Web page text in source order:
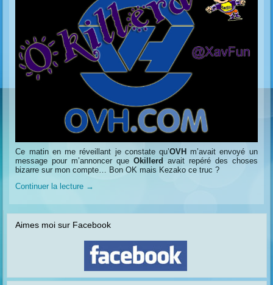
Ce matin en me réveillant je constate qu’OVH m’avait envoyé un
message pour m’annoncer que Okillerd avait repéré des choses
bizarre sur mon compte… Bon OK mais Kezako ce truc ?
Continuer la lecture →
Aimes moi sur Facebook